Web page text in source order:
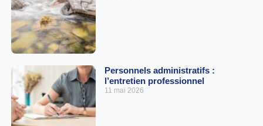
Personnels administratifs :
l’entretien professionnel
11 mai 2026